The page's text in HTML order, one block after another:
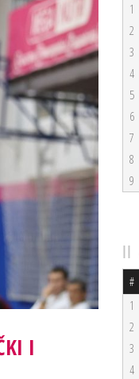
I
1
2
3
4
5
6
7
8
9
#
1
2
3
4